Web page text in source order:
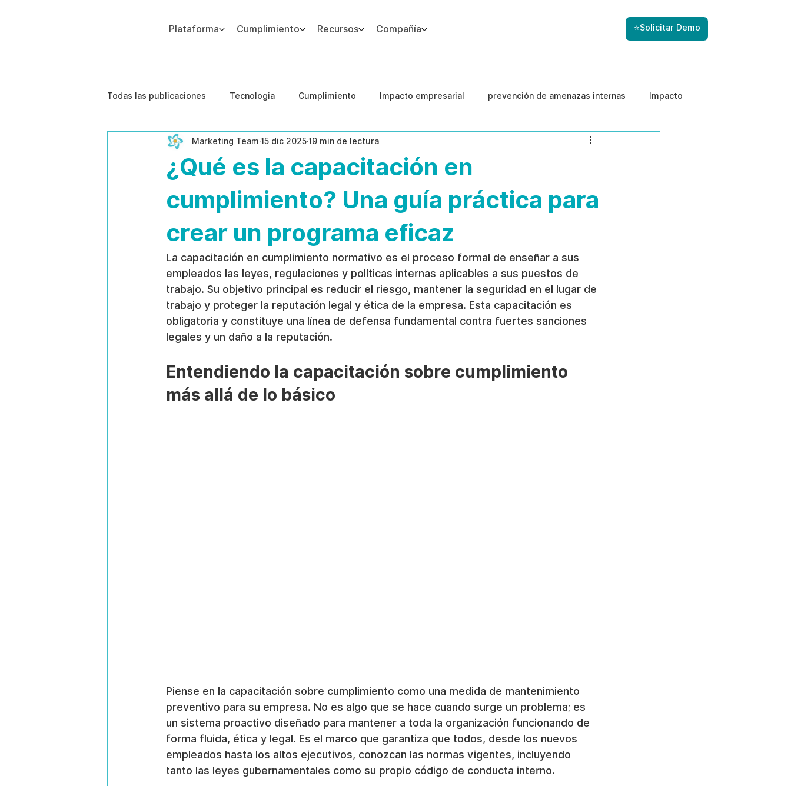
Plataforma Cumplimiento Recursos Compañía ⭐Solicitar Demo
Todas las publicaciones Tecnologia Cumplimiento Impacto empresarial prevención de amenazas internas Impacto
Estudios de caso Etica de IA Integridad del Capital Humano
¿Qué es la capacitación en
cumplimiento? Una guía práctica para
crear un programa eficaz
Marketing Team 15 dic 202519 min de lectura
La capacitación en cumplimiento normativo es el proceso formal de enseñar a sus
empleados las leyes, regulaciones y políticas internas aplicables a sus puestos de
trabajo. Su objetivo principal es reducir el riesgo, mantener la seguridad en el lugar de
trabajo y proteger la reputación legal y ética de la empresa. Esta capacitación es
obligatoria y constituye una línea de defensa fundamental contra fuertes sanciones
legales y un daño a la reputación.
Entendiendo la capacitación sobre cumplimiento
más allá de lo básico
Piense en la capacitación sobre cumplimiento como una medida de mantenimiento
preventivo para su empresa. No es algo que se hace cuando surge un problema; es
un sistema proactivo diseñado para mantener a toda la organización funcionando de
forma fluida, ética y legal. Es el marco que garantiza que todos, desde los nuevos
empleados hasta los altos ejecutivos, conozcan las normas vigentes, incluyendo
tanto las leyes gubernamentales como su propio código de conducta interno.